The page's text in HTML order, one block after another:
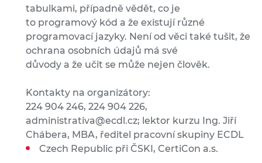
tabulkami, případně vědět, co je
to programový kód a že existují různé
programovací jazyky. Není od věci také tušit, že
ochrana osobních údajů má své
důvody a že učit se může nejen člověk.
Kontakty na organizátory:
224 904 246, 224 904 226,
administrativa@ecdl.cz; lektor kurzu Ing. Jiří
Chábera, MBA, ředitel pracovní skupiny ECDL
Czech Republic při ČSKI, CertiCon a.s.